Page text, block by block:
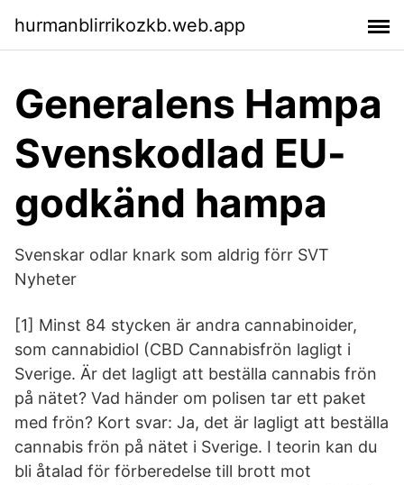
hurmanblirrikozkb.web.app
Generalens Hampa
Svenskodlad EU-
godkänd hampa
Svenskar odlar knark som aldrig förr SVT
Nyheter
[1] Minst 84 stycken är andra cannabinoider,
som cannabidiol (CBD Cannabisfrön lagligt i
Sverige. Är det lagligt att beställa cannabis frön
på nätet? Vad händer om polisen tar ett paket
med frön? Kort svar: Ja, det är lagligt att beställa
cannabis frön på nätet i Sverige. I teorin kan du
bli åtalad för förberedelse till brott mot